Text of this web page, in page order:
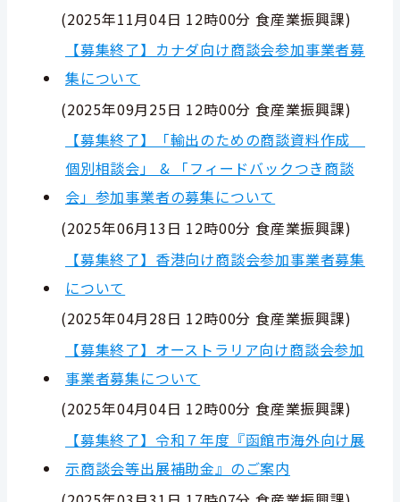
(2025年11月04日 12時00分 食産業振興課)
【募集終了】カナダ向け商談会参加事業者募
集について
(2025年09月25日 12時00分 食産業振興課)
【募集終了】「輸出のための商談資料作成
個別相談会」 & 「フィードバックつき商談
会」参加事業者の募集について
(2025年06月13日 12時00分 食産業振興課)
【募集終了】香港向け商談会参加事業者募集
について
(2025年04月28日 12時00分 食産業振興課)
【募集終了】オーストラリア向け商談会参加
事業者募集について
(2025年04月04日 12時00分 食産業振興課)
【募集終了】令和７年度『函館市海外向け展
示商談会等出展補助金』のご案内